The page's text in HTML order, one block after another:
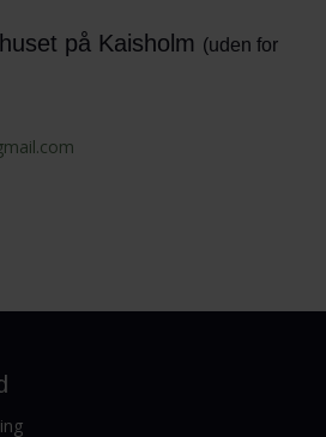
på Kaisholm (uden for